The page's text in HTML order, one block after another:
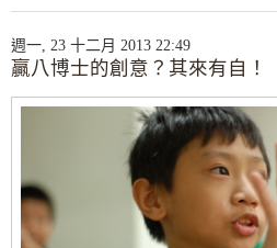
週一, 23 十二月 2013 22:49
贏八博士的創意？其來有自！